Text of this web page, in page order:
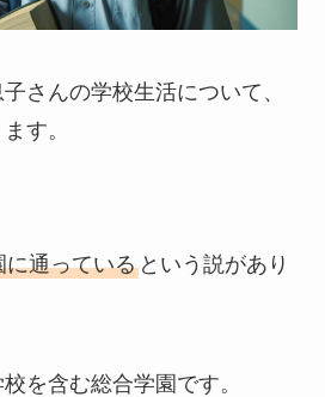
さんの学校生活について、
す。
に通っているという説があり
を含む総合学園です。